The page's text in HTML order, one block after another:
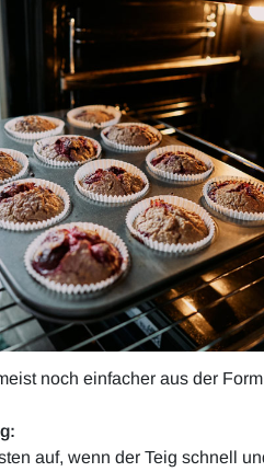
noch einfacher aus der
auf, wenn der Teig schnell